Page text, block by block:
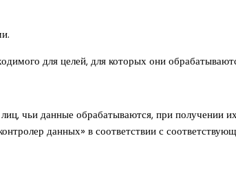
для целей, для которых они
чьи данные обрабатываются, при получении
данных» в соответствии с